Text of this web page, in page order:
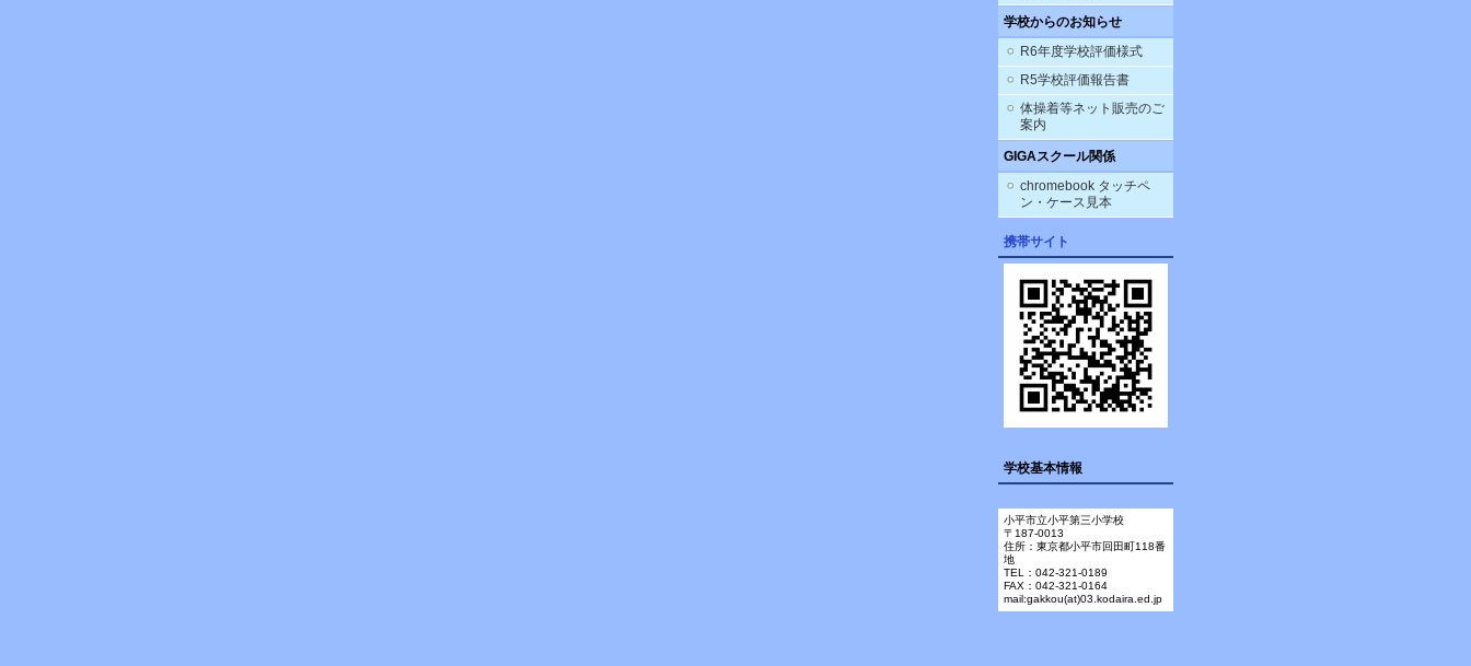
学校からのお知らせ
R6年度学校評価様式
R5学校評価報告書
体操着等ネット販売のご
案内
GIGAスクール関係
chromebook タッチペ
ン・ケース見本
携帯サイト
学校基本情報
小平市立小平第三小学校
〒187-0013
住所：東京都小平市回田町118番
地
TEL：042-321-0189
FAX：042-321-0164
mail:gakkou(at)03.kodaira.ed.jp